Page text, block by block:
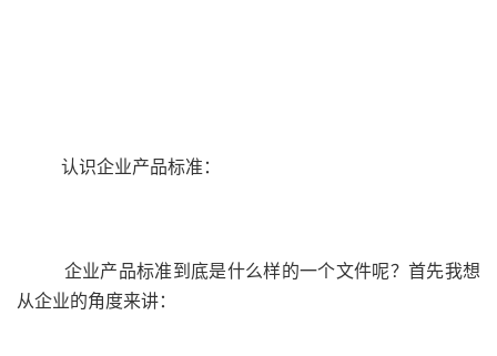
认识企业产品标准：
企业产品标准到底是什么样的一个文件呢？首先我想
从企业的角度来讲：